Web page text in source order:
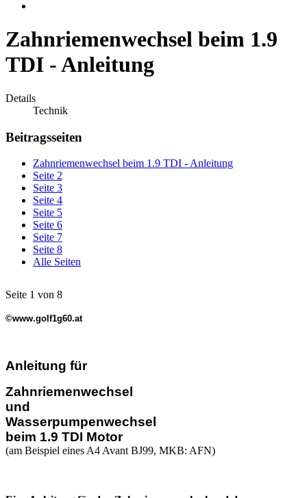
Zahnriemenwechsel beim 1.9
TDI - Anleitung
Details
Technik
Beitragsseiten
Zahnriemenwechsel beim 1.9 TDI - Anleitung
Seite 2
Seite 3
Seite 4
Seite 5
Seite 6
Seite 7
Seite 8
Alle Seiten
Seite 1 von 8
©www.golf1g60.at
Anleitung für
Zahnriemenwechsel
und
Wasserpumpenwechsel
beim 1.9 TDI Motor
(am Beispiel eines A4 Avant BJ99, MKB: AFN)